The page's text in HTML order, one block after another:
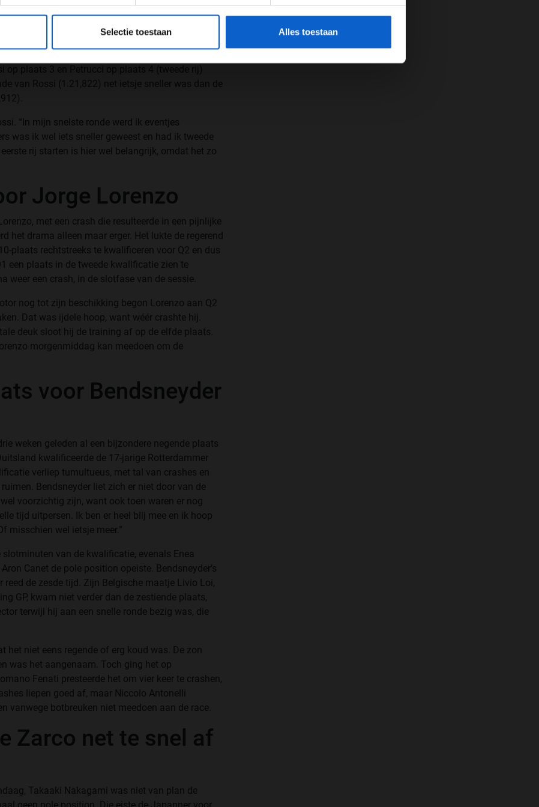
Selectie toestaan Alles toestaan
een klein wondertje heten. Gisteren nog stond
plaats. In de derde vrije training, op
veranderingen en die bleken goed uit te pakken.
exact dezelfde tijd in de kwalificatie als Danilo
op plaats 3 en Petrucci op plaats 4 (tweede rij)
van Rossi (1.21,822) net ietsje sneller was dan de
“In mijn snelste ronde werd ik eventjes
was ik wel iets sneller geweest en had ik tweede
rij starten is hier wel belangrijk, omdat het zo
Jorge Lorenzo
met een crash die resulteerde in een pijnlijke
het drama alleen maar erger. Het lukte de regerend
plaats rechtstreeks te kwalificeren voor Q2 en dus
een plaats in de tweede kwalificatie zien te
weer een crash, in de slotfase van de sessie.
nog tot zijn beschikking begon Lorenzo aan Q2
Dat was ijdele hoop, want wéér crashte hij.
deuk sloot hij de training af op de elfde plaats.
morgenmiddag kan meedoen om de
voor Bendsneyder
weken geleden al een bijzondere negende plaats
kwalificeerde de 17-jarige Rotterdammer
verliep tumultueus, met tal van crashes en
Bendsneyder liet zich er niet door van de
voorzichtig zijn, want ook toen waren er nog
tijd uitpersen. Ik ben er heel blij mee en ik hoop
misschien wel ietsje meer.”
van de kwalificatie, evenals Enea
Canet de pole position opeiste. Bendsneyder’s
de zesde tijd. Zijn Belgische maatje Livio Loi,
GP, kwam niet verder dan de zestiende plaats,
terwijl hij aan een snelle ronde bezig was, die
niet eens regende of erg koud was. De zon
was het aangenaam. Toch ging het op
Fenati presteerde het om vier keer te crashen,
liepen goed af, maar Niccolo Antonelli
vanwege botbreuken niet meedoen aan de race.
Zarco net te snel af
Takaaki Nakagami was niet van plan de
geen pole position. Die eiste de Japanner voor
onsprivacybeleidvoor meer informatie over gegevensgebruik en -bescherming.